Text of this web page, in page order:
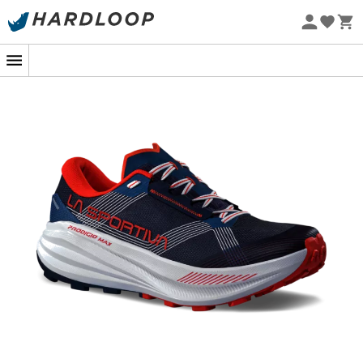
Zomeraanbiedingen 🔥 -5% EXTRA vanaf 2 producten* met